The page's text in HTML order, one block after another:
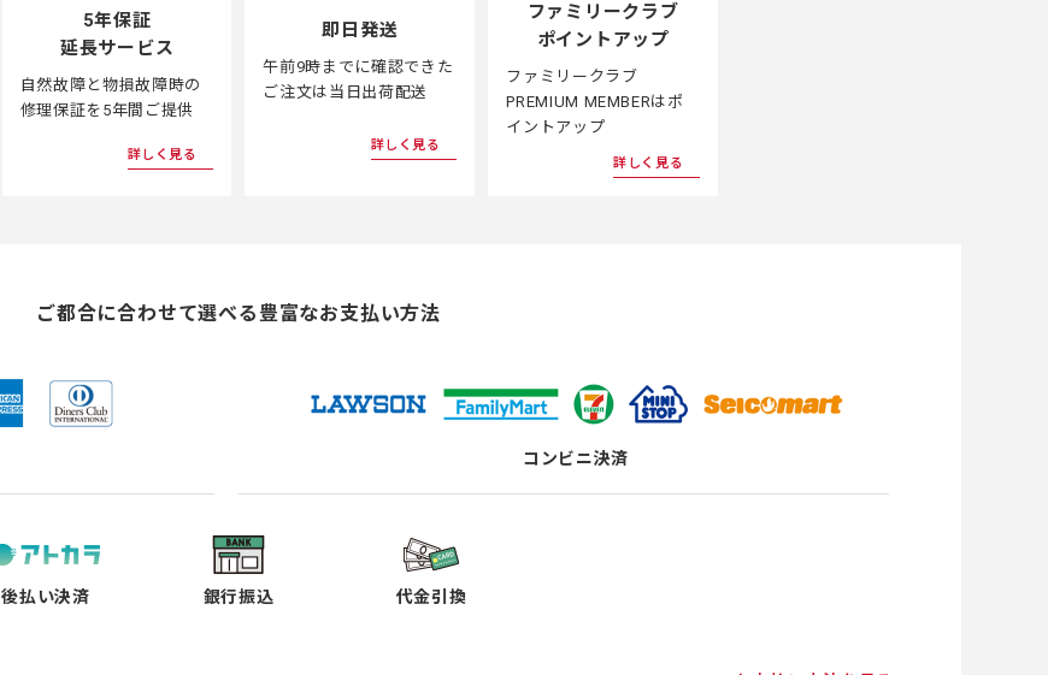
5年保証
延長サービス
自然故障と物損故障時の
修理保証を5年間ご提供
詳しく見る
即日発送
午前9時までに確認できた
ご注文は当日出荷配送
詳しく見る
ファミリークラブ
ポイントアップ
ファミリークラブ
PREMIUM MEMBERはポ
イントアップ
詳しく見る
ご都合に合わせて選べる 豊富なお支払い方法
コンビニ決済
後払い決済 銀行振込 代金引換
し
タ
ブ
で
し
タ
ブ
で
し
タ
ブ
で
し
タ
ブ
で